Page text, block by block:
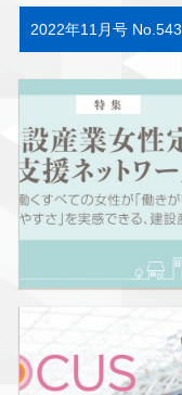
2022年11月号 No.543